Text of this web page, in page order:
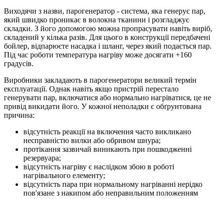
Виходячи з назви, парогенератор - система, яка генерує пар,
який швидко проникає в волокна тканини і розгладжує
складки. З його допомогою можна пропрасувати навіть виріб,
складений у кілька разів. Для цього в конструкції передбачені
бойлер, відпарюєте насадка і шланг, через який подається пар.
Під час роботи температура нагріву може досягати +160
градусів.
Виробники закладають в парогенератори великий термін
експлуатації. Однак навіть якщо пристрій перестало
генерувати пар, включатися або нормально нагріватися, це не
привід викидати його. У кожної неполадки є обґрунтована
причина:
відсутність реакції на включення часто викликано
несправністю вилки або обривом шнура;
протікання зазвичай виникають при пошкодженні
резервуара;
відсутність нагріву є наслідком збою в роботі
нагрівального елементу;
відсутність пара при нормальному нагріванні нерідко
пов'язане з накипом або неправильним положенням